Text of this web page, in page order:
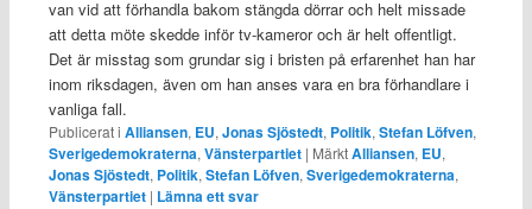
van vid att förhandla bakom stängda dörrar och helt missade
att detta möte skedde inför tv-kameror och är helt offentligt.
Det är misstag som grundar sig i bristen på erfarenhet han har
inom riksdagen, även om han anses vara en bra förhandlare i
vanliga fall.
Publicerat i Alliansen, EU, Jonas Sjöstedt, Politik, Stefan Löfven,
Sverigedemokraterna, Vänsterpartiet | MärktAlliansen, EU,
Jonas Sjöstedt, Politik, Stefan Löfven, Sverigedemokraterna,
Vänsterpartiet | Lämna ett svar